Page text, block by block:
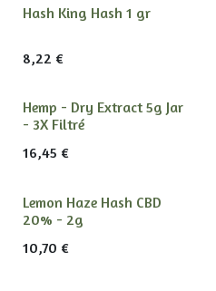
Hash King Hash 1 gr
8,22 €
Hemp - Dry Extract 5g Jar
- 3X Filtré
16,45 €
Lemon Haze Hash CBD
20% - 2g
10,70 €